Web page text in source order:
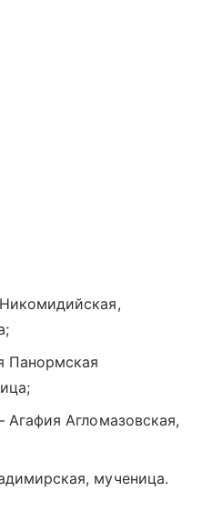
Панормская
Агломазовская,
мученица.